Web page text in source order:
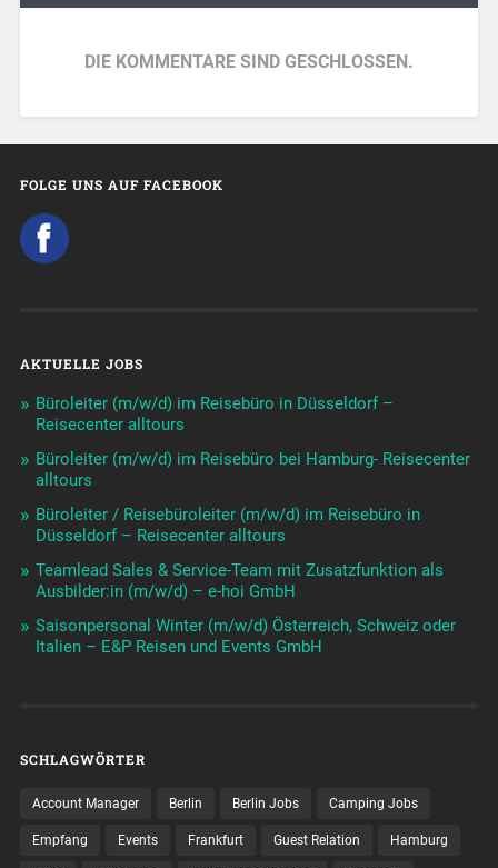
DIE KOMMENTARE SIND GESCHLOSSEN.
FOLGE UNS AUF FACEBOOK
AKTUELLE JOBS
Büroleiter (m/w/d) im Reisebüro in Düsseldorf –
Reisecenter alltours
Büroleiter (m/w/d) im Reisebüro bei Hamburg- Reisecenter
alltours
Büroleiter / Reisebüroleiter (m/w/d) im Reisebüro in
Düsseldorf – Reisecenter alltours
Teamlead Sales & Service-Team mit Zusatzfunktion als
Ausbilder:in (m/w/d) – e-hoi GmbH
Saisonpersonal Winter (m/w/d) Österreich, Schweiz oder
Italien – E&P Reisen und Events GmbH
SCHLAGWÖRTER
Account Manager Berlin Berlin Jobs Camping Jobs
Empfang Events Frankfurt Guest Relation Hamburg